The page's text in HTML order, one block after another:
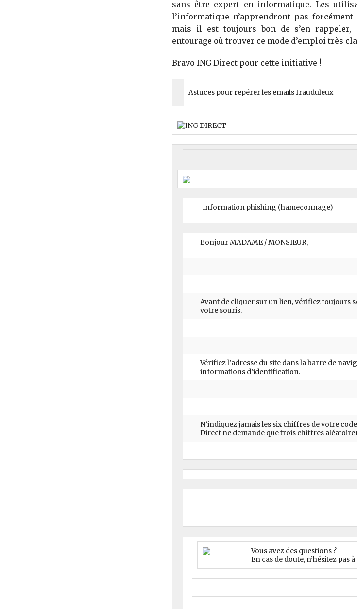
sans être expert en informatique. Les
l’informatique n’apprendront pas forcément
mais il est toujours bon de s’en
entourage où trouver ce mode d’emploi très
Bravo ING Direct pour cette initiative !
Astuces pour repérer les emails frauduleux
Information phishing (hameçonnage)
Bonjour MADAME / MONSIEUR,
Avant de cliquer sur un lien, vérifiez toujours
votre souris.
Vérifiez l’adresse du site dans la barre de
informations d’identification.
N’indiquez jamais les six chiffres de votre
Direct ne demande que trois chiffres
Vous avez des questions ?
En cas de doute, n’hésitez pas